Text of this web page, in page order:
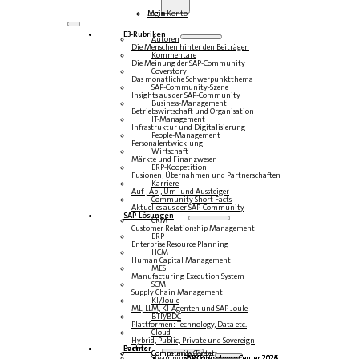
Login
Mein Konto
E3-RubrikenAutoren
Die Menschen hinter den Beiträgen
Kommentare
Die Meinung der SAP-Community
Coverstory
Das monatliche Schwerpunktthema
SAP-Community-Szene
Insights aus der SAP-Community
Business-Management
Betriebswirtschaft und Organisation
IT-Management
Infrastruktur und Digitalisierung
People-Management
Personalentwicklung
Wirtschaft
Märkte und Finanzwesen
ERP-Koopetition
Fusionen, Übernahmen und Partnerschaften
Karriere
Auf-, Ab-, Um- und Aussteiger
Community Short Facts
Aktuelles aus der SAP-Community
SAP-Lösungen
CRM
Customer Relationship Management
ERP
Enterprise Resource Planning
HCM
Human Capital Management
MES
Manufacturing Execution System
SCM
Supply Chain Management
KI/Joule
ML, LLM, KI-Agenten und SAP Joule
BTP/BDC
Plattformen: Technology, Data etc.
Cloud
Hybrid, Public, Private und Sovereign
Partner
Events Community-Events
Competence Center